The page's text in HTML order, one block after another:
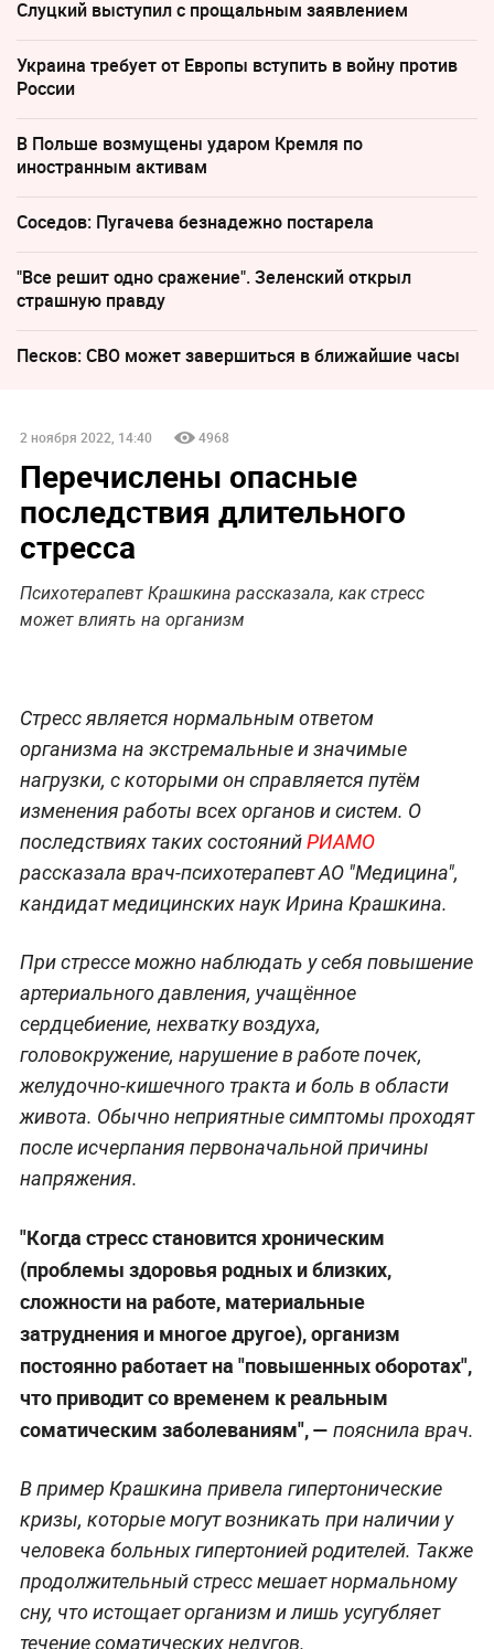
Слуцкий выступил с прощальным заявлением
Украина требует от Европы вступить в войну против
России
В Польше возмущены ударом Кремля по
иностранным активам
Соседов: Пугачева безнадежно постарела
"Все решит одно сражение". Зеленский открыл
страшную правду
Песков: СВО может завершиться в ближайшие часы
2 ноября 2022, 14:40 4968
Перечислены опасные
последствия длительного
стресса
Психотерапевт Крашкина рассказала, как стресс
может влиять на организм
Стресс является нормальным ответом
организма на экстремальные и значимые
нагрузки, с которыми он справляется путём
изменения работы всех органов и систем. О
последствиях таких состоянийРИАМО
рассказала врач-психотерапевт АО "Медицина",
кандидат медицинских наук Ирина Крашкина.
При стрессе можно наблюдать у себя повышение
артериального давления, учащённое
сердцебиение, нехватку воздуха,
головокружение, нарушение в работе почек,
желудочно-кишечного тракта и боль в области
живота. Обычно неприятные симптомы проходят
после исчерпания первоначальной причины
напряжения.
"Когда стресс становится хроническим
(проблемы здоровья родных и близких,
сложности на работе, материальные
затруднения и многое другое), организм
постоянно работает на "повышенных оборотах",
что приводит со временем к реальным
соматическим заболеваниям",— пояснила врач.
В пример Крашкина привела гипертонические
кризы, которые могут возникать при наличии у
человека больных гипертонией родителей. Также
продолжительный стресс мешает нормальному
сну, что истощает организм и лишь усугубляет
течение соматических недугов.